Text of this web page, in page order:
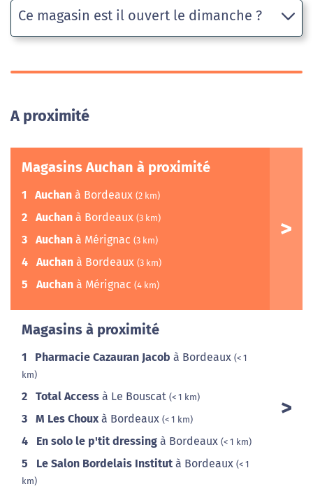
Ce magasin est il ouvert le dimanche ?
A proximité
Magasins Auchan à proximité
1 Auchan à Bordeaux (2 km)
2 Auchan à Bordeaux (3 km)
3 Auchan à Mérignac (3 km)
4 Auchan à Bordeaux (3 km)
5 Auchan à Mérignac (4 km)
Magasins à proximité
1 Pharmacie Cazauran Jacob à Bordeaux (< 1
km)
2 Total Access à Le Bouscat (< 1 km)
3 M Les Choux à Bordeaux (< 1 km)
4 En solo le p'tit dressing à Bordeaux (< 1 km)
5 Le Salon Bordelais Institut à Bordeaux (< 1
km)